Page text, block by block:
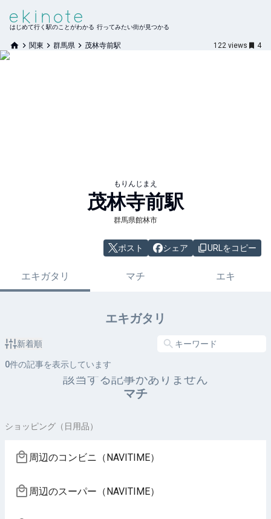
はじめて行く駅のことがわかる 行ってみたい街が見つかる
関東 群馬県 茂林寺前駅 122 views 4
もりんじまえ
茂林寺前駅
群馬県館林市
ポスト シェア URLをコピー
エキガタリ マチ エキ
エキガタリ
新着順
0件の記事を表示しています
該当する記事がありません
マチ
ショッピング（日用品）
周辺のコンビニ（NAVITIME）
周辺のスーパー（NAVITIME）